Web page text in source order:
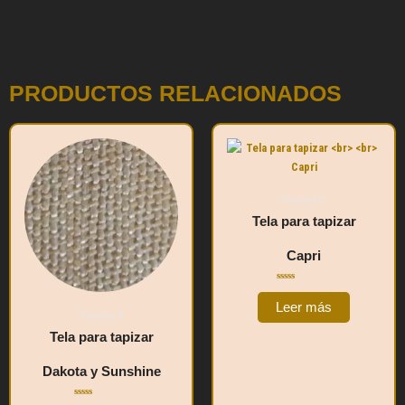
PRODUCTOS RELACIONADOS
Tela para tapizar
Dakota y Sunshine
Tela para tapizar
Capri
Valorado
0
5
Leer más